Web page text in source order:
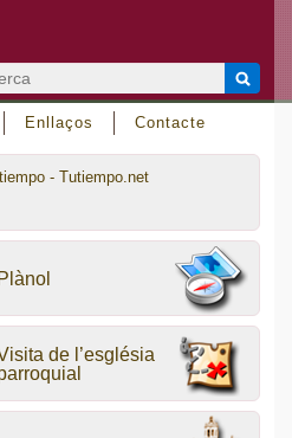
Enllaços Contacte
- Tutiempo.net
Plànol
de l’església